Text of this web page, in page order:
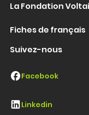
La Fondation
Fiches de français
Suivez-nous
Facebook
Linkedin